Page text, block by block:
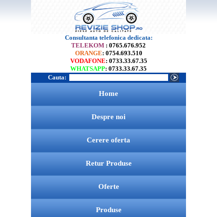
Consultanta telefonica dedicata:
TELEKOM : 0765.676.952
ORANGE: 0754.693.510
VODAFONE: 0733.33.67.35
WHATSAPP: 0733.33.67.35
Cauta:
Home
Despre noi
Cerere oferta
Retur Produse
Oferte
Produse